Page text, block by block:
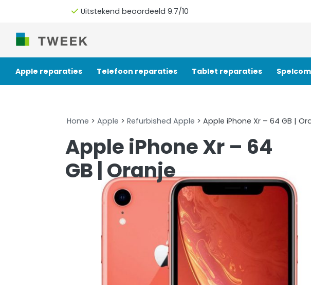
Uitstekend beoordeeld 9.7/10
Apple reparaties Telefoon reparaties Tablet reparaties
Home > Apple > Refurbished Apple > Apple iPhone Xr – 64 GB |
Apple iPhone Xr – 64
GB | Oranje